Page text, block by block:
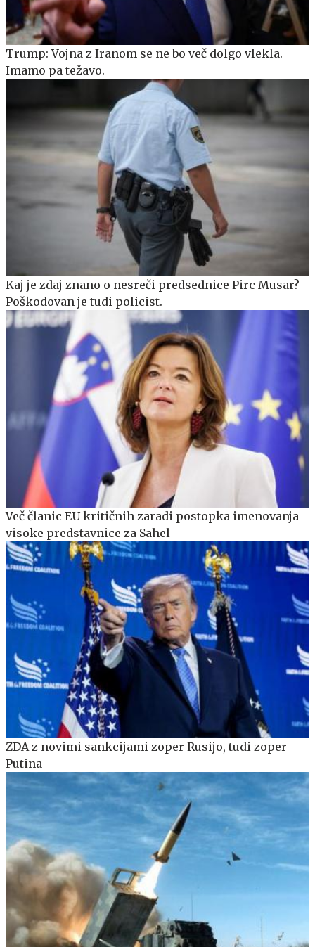
Trump: Vojna z Iranom se ne bo več dolgo vlekla.
Imamo pa težavo.
Kaj je zdaj znano o nesreči predsednice Pirc Musar?
Poškodovan je tudi policist.
Več članic EU kritičnih zaradi postopka imenovanja
visoke predstavnice za Sahel
ZDA z novimi sankcijami zoper Rusijo, tudi zoper
Putina